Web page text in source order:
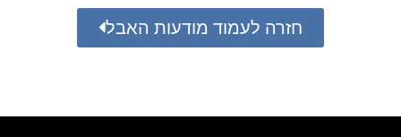
חזרה לעמוד מודעות האבל